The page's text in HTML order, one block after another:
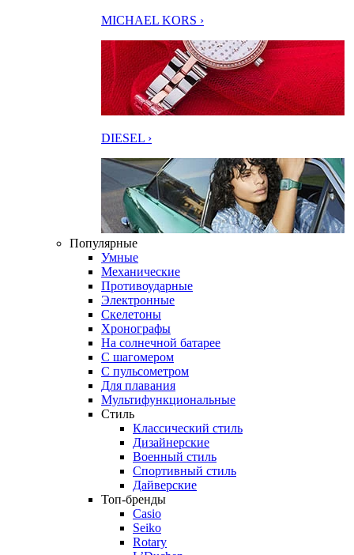
MICHAEL KORS ›
DIESEL ›
Популярные
Умные
Механические
Противоударные
Электронные
Скелетоны
Хронографы
На солнечной батарее
С шагомером
С пульсометром
Для плавания
Мультифункциональные
Стиль
Классический стиль
Дизайнерские
Военный стиль
Спортивный стиль
Дайверские
Топ-бренды
Casio
Seiko
Rotary